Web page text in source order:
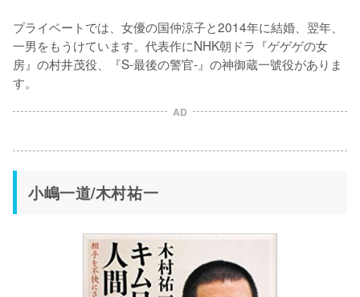
プライベートでは、女優の国仲涼子と2014年に結婚、翌年、
一男をもうけています。代表作にNHK朝ドラ『ゲゲゲの女
房』の村井茂役、『S-最後の警官-』の神御蔵一號役がありま
す。
AD
小嶋一道/木村祐一